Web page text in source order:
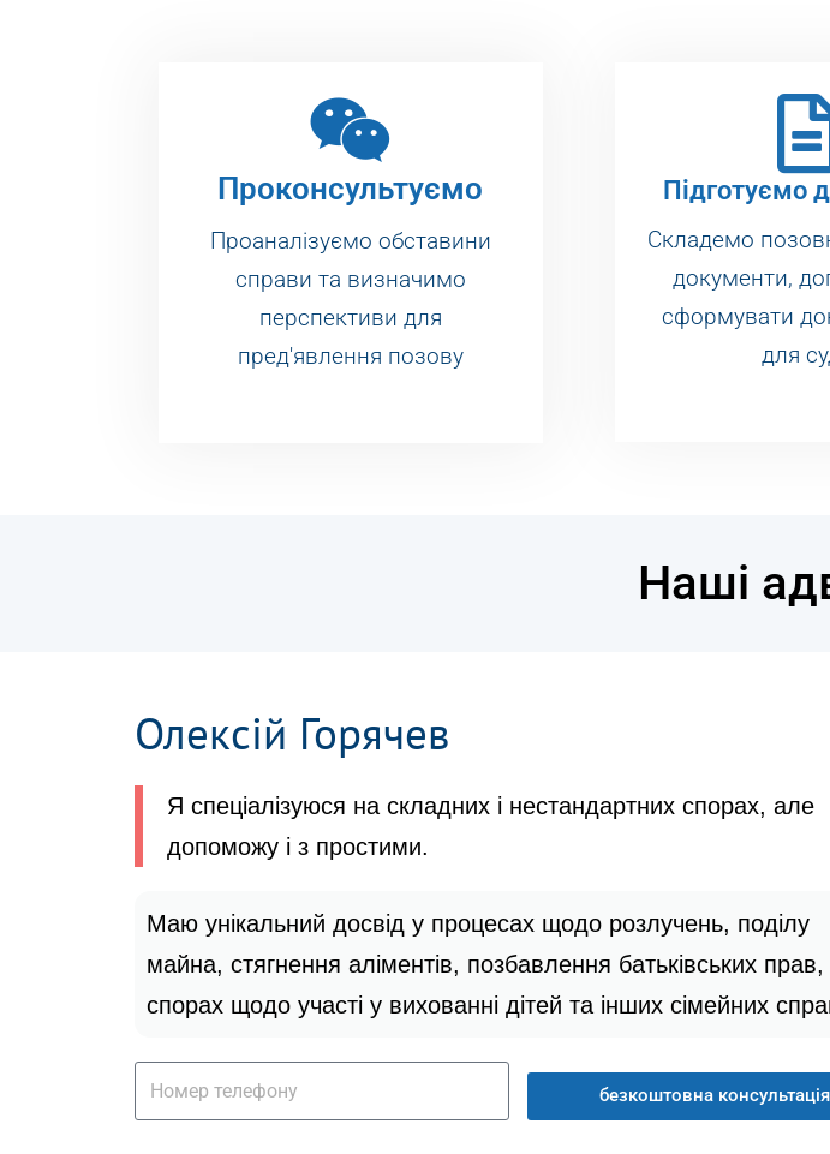
Проконсультуємо
Проаналізуємо обставини
справи та визначимо
перспективи для
пред'явлення позову
Підготуємо
Складемо
документи,
сформувати
для
Наші
Олексій Горячев
Я спеціалізуюся на складних і нестандартних спорах, але
допоможу і з простими.
Маю унікальний досвід у процесах щодо розлучень, поділу
майна, стягнення аліментів, позбавлення батьківських прав,
спорах щодо участі у вихованні дітей та інших сімейних
безкоштовна консультація